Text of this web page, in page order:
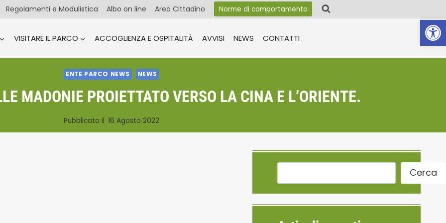
Apri
Regolamenti e Modulistica Albo on line Area Cittadino Norme di comportamento
VISITARE IL PARCO ACCOGLIENZA E OSPITALITÀ AVVISI NEWS CONTATTI
ENTE PARCO NEWS NEWS
MADONIE PROIETTATO VERSO LA CINA E L’ORIENTE.
Pubblicato il 16 Agosto 2022
Cerca